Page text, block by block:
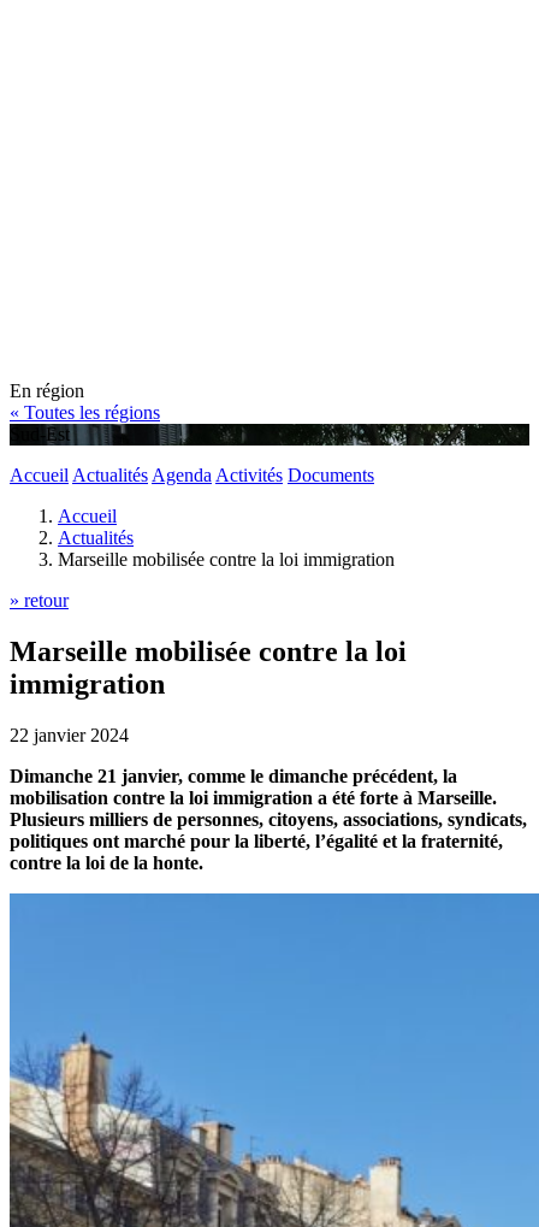
En région
« Toutes les régions
Sud-Est
Accueil Actualités Agenda Activités Documents
Accueil
Actualités
Marseille mobilisée contre la loi immigration
» retour
Marseille mobilisée contre la loi
immigration
22 janvier 2024
Dimanche 21 janvier, comme le dimanche précédent, la
mobilisation contre la loi immigration a été forte à Marseille.
Plusieurs milliers de personnes, citoyens, associations, syndicats,
politiques ont marché pour la liberté, l’égalité et la fraternité,
contre la loi de la honte.